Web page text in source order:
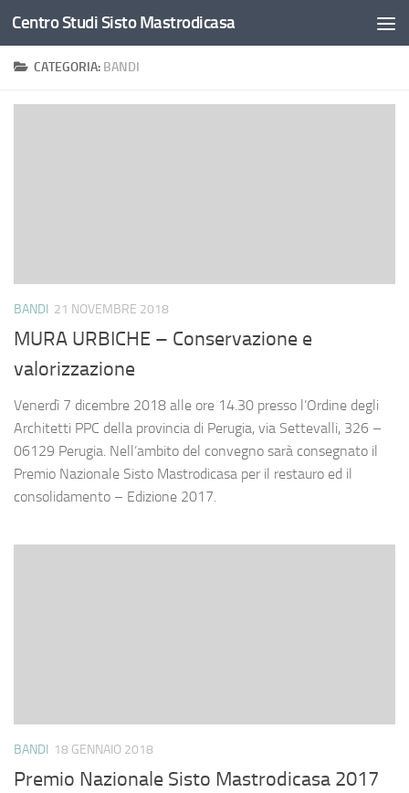
Salta al contenuto
Centro Studi Sisto Mastrodicasa
CATEGORIA: BANDI
BANDI 21 NOVEMBRE 2018
MURA URBICHE – Conservazione e
valorizzazione
Venerdì 7 dicembre 2018 alle ore 14.30 presso l’Ordine degli
Architetti PPC della provincia di Perugia, via Settevalli, 326 –
06129 Perugia. Nell’ambito del convegno sarà consegnato il
Premio Nazionale Sisto Mastrodicasa per il restauro ed il
consolidamento – Edizione 2017.
BANDI 18 GENNAIO 2018
Premio Nazionale Sisto Mastrodicasa 2017